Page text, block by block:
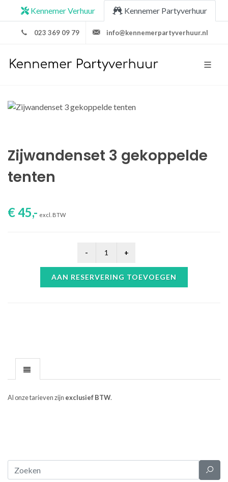
Kennemer Verhuur Kennemer Partyverhuur
023 369 09 79 info@kennemerpartyverhuur.nl
Zijwandenset 3 gekoppelde
tenten
€ 45,- excl. BTW
AAN RESERVERING TOEVOEGEN
Al onze tarieven zijn exclusief BTW.